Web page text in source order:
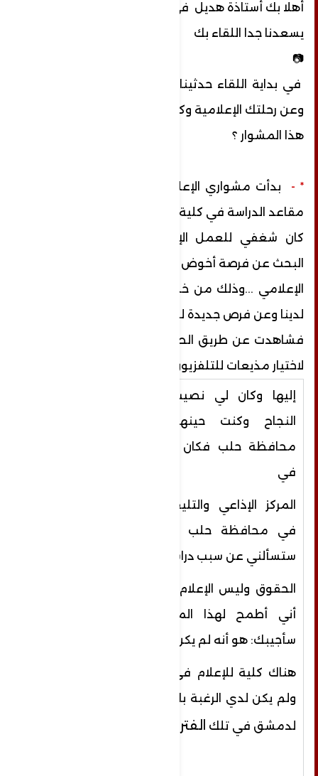
أهلا بك أستاذة هديل في عشتار برس الإخبارية
يسعدنا جدا اللقاء بك
📷
في بداية اللقاء حدثينا عن دراستك وطموحك
وعن رحلتك الإعلامية وكيف بدأت
هذا المشوار ؟
* - بدأت مشواري الإعلامي منذ أن كنت على
مقاعد الدراسة في كلية الحقوق حيث
كان شغفي للعمل الإعلامي يجعلني دائمة
البحث عن فرصة أخوض بها العمل
الإعلامي ...وذلك من خلال تتبعي لأخبار الإعلام
لدينا وعن فرص جديدة للعمل
فشاهدت عن طريق الصدفة أن هناك مسابقة
لاختيار مذيعات للتلفزيون فتقدمت
إليها وكان لي نصيب في
النجاح وكنت حينها في
محافظة حلب فكان عملي
في
المركز الإذاعي والتليفزيوني
في محافظة حلب ولعلك
ستسألني عن سبب دراستي
الحقوق وليس الإعلام طالما
أني أطمح لهذا المحال !
سأجيبك: هو أنه لم يكن
هناك كلية للإعلام في حلب
ولم يكن لدي الرغبة بالإنتقال
لدمشق في تلك الفترة.